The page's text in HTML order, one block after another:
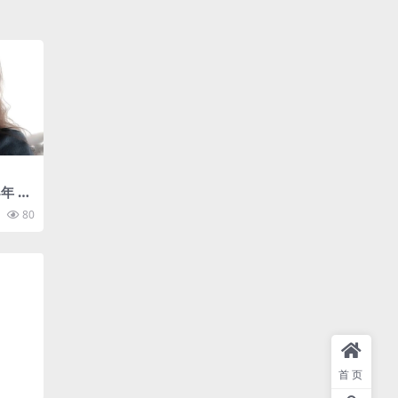
身
士 80
首页